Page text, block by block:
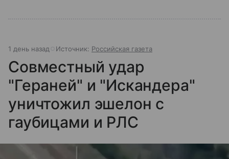
1 день назад Источник: Российская газета
Совместный удар
"Гераней" и "Искандера"
уничтожил эшелон с
гаубицами и РЛС